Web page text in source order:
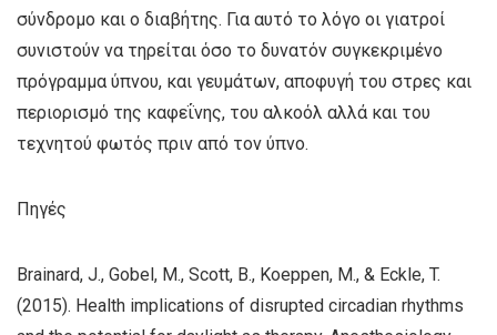
σύνδρομο και ο διαβήτης. Για αυτό το λόγο οι γιατροί
συνιστούν να τηρείται όσο το δυνατόν συγκεκριμένο
πρόγραμμα ύπνου, και γευμάτων, αποφυγή του στρες και
περιορισμό της καφεΐνης, του αλκοόλ αλλά και του
τεχνητού φωτός πριν από τον ύπνο.
Πηγές
Brainard, J., Gobel, M., Scott, B., Koeppen, M., & Eckle, T.
(2015). Health implications of disrupted circadian rhythms